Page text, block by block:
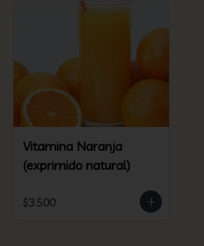
Vitamina Naranja
(exprimido natural)
$3.500